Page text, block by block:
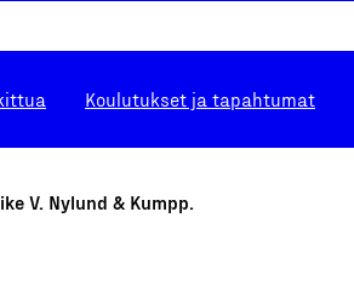
Koulutukset ja tapahtumat
V. Nylund & Kumpp.